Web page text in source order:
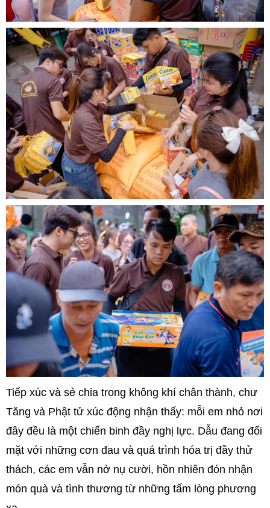
Tiếp xúc và sẻ chia trong không khí chân thành, chư
Tăng và Phật tử xúc động nhận thấy: mỗi em nhỏ nơi
đây đều là một chiến binh đầy nghị lực. Dẫu đang đối
mặt với những cơn đau và quá trình hóa trị đầy thử
thách, các em vẫn nở nụ cười, hồn nhiên đón nhận
món quà và tình thương từ những tấm lòng phương